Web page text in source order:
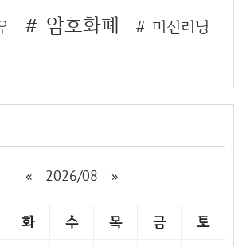
암호화폐 머신러닝
« 2026/08 »
화 수 목 금 토